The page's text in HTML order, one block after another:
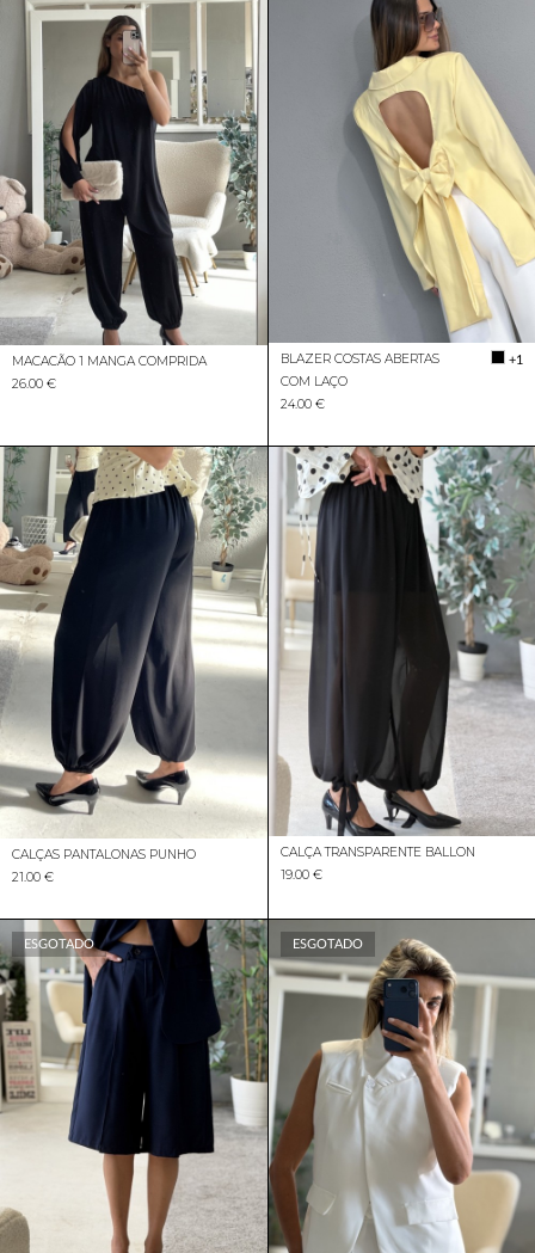
MACACÃO 1 MANGA COMPRIDA
26.00 €
BLAZER COSTAS ABERTAS
COM LAÇO
+1
24.00 €
CALÇAS PANTALONAS PUNHO
21.00 €
CALÇA TRANSPARENTE BALLON
19.00 €
ESGOTADO ESGOTADO